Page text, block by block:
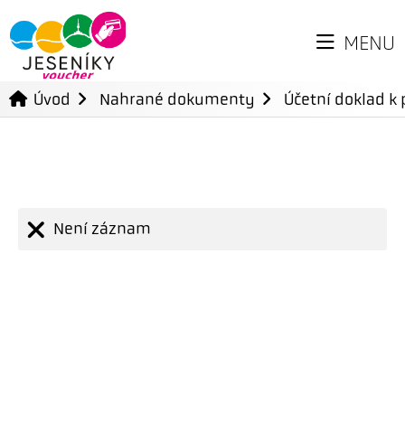
MENU
Úvod Nahrané dokumenty Účetní doklad
Není záznam